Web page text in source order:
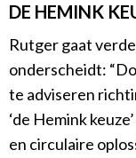
DE HEMINK
Rutger gaat
onderscheidt:
te adviseren
‘de Hemink
en circulaire